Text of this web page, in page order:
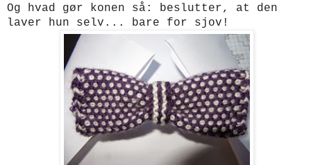
Og hvad gør konen så: beslutter, at den
laver hun selv... bare for sjov!